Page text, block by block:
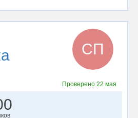
СП
Проверено 22 мая